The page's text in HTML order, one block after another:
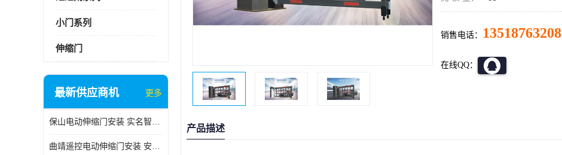
小门系列
伸缩门
最新供应商机 更多
保山电动伸缩门安装 实名智科技 安全性高
曲靖遥控电动伸缩门安装 安全性高
销售电话： 13518763208
在线QQ：
产品描述